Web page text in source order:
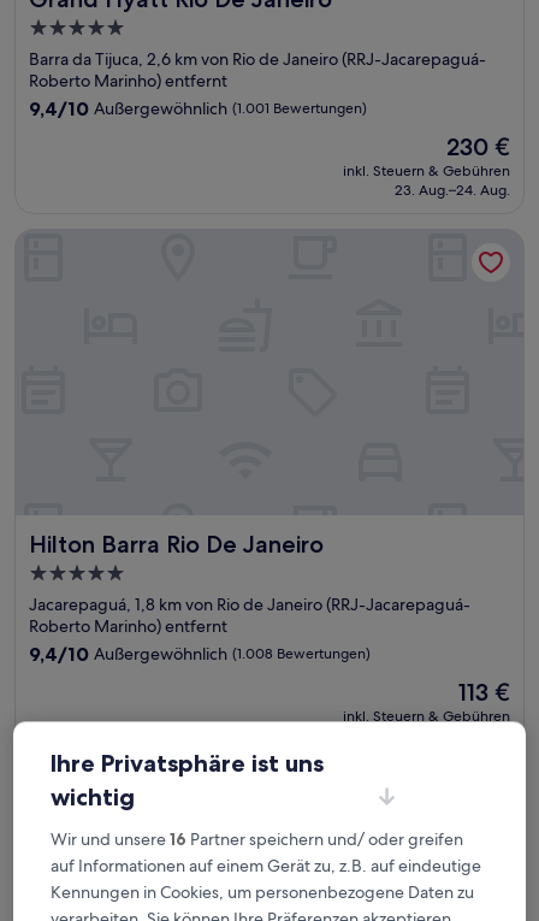
5.0-
Sterne-
Unterkunft
Barra da Tijuca, 2,6 km von Rio de Janeiro (RRJ-Jacarepaguá-
Roberto Marinho) entfernt
9.4
9,4/10 Außergewöhnlich (1.001 Bewertungen)
Der
Preis
beträgt
230 €
inkl. Steuern & Gebühren
23. Aug.–24. Aug.
Hilton Barra Rio De Janeiro
Hilton Barra Rio De Janeiro
5.0-
Sterne-
Unterkunft
Jacarepaguá, 1,8 km von Rio de Janeiro (RRJ-Jacarepaguá-
Roberto Marinho) entfernt
9.4
Außergewöhnlich,
Bewertungen)
9,4/10 Außergewöhnlich (1.008 Bewertungen)
Der
Preis
113 €
inkl. Steuern & Gebühren
Hilton Barra Rio De Janeiro
Windsor Marapendi
Ihre Privatsphäre ist uns
wichtig
Wir und unsere16 Partner speichern und/ oder greifen
auf Informationen auf einem Gerät zu, z.B. auf eindeutige
Kennungen in Cookies, um personenbezogene Daten zu